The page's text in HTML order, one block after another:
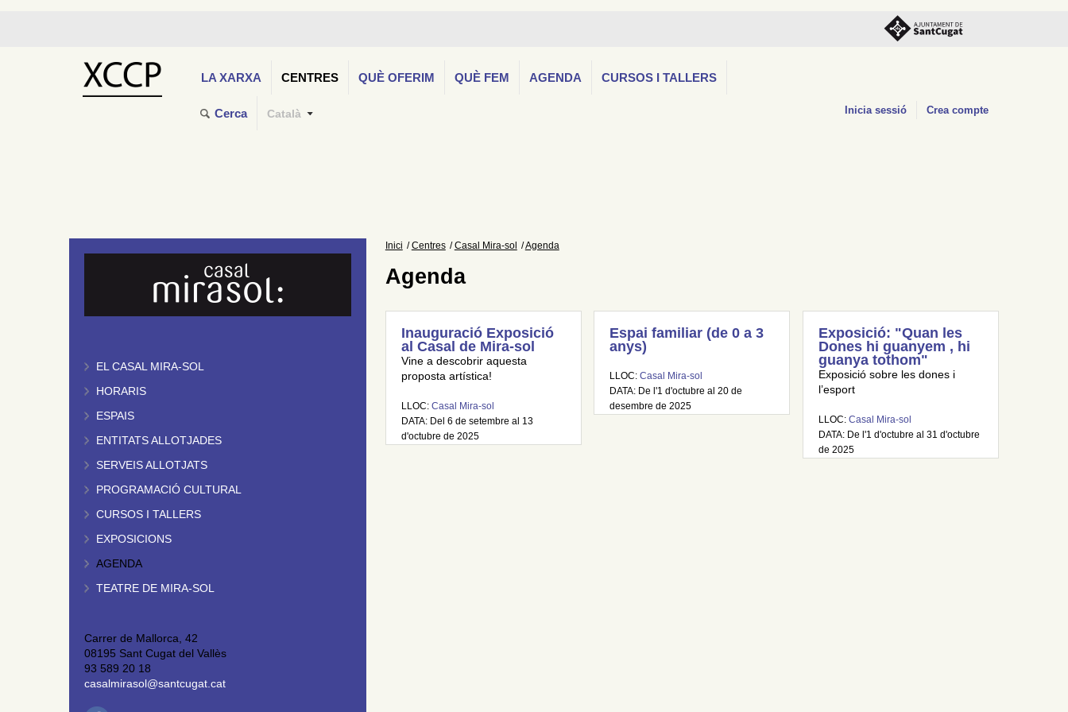
LA XARXA CENTRES QUÈ OFERIM QUÈ FEM AGENDA CURSOS I TALLERS
Cerca Català Inicia sessió Crea compte
EL CASAL MIRA-SOL
HORARIS
ESPAIS
ENTITATS ALLOTJADES
SERVEIS ALLOTJATS
PROGRAMACIÓ CULTURAL
CURSOS I TALLERS
EXPOSICIONS
AGENDA
TEATRE DE MIRA-SOL
Carrer de Mallorca, 42
08195 Sant Cugat del Vallès
93 589 20 18
casalmirasol@santcugat.cat
Inici Centres Casal Mira-sol Agenda
Agenda
Inauguració Exposició
al Casal de Mira-sol
Vine a descobrir aquesta
proposta artística!
LLOC: Casal Mira-sol
DATA: Del 6 de setembre al 13
d'octubre de 2025
Espai familiar (de 0 a 3
anys)
LLOC:Casal Mira-sol
DATA: De l'1 d'octubre al 20 de
desembre de 2025
Exposició: "Quan les
Dones hi guanyem , hi
guanya tothom"
Exposició sobre les dones i
l’esport
LLOC: Casal Mira-sol
DATA: De l'1 d'octubre al 31 d'octubre
de 2025